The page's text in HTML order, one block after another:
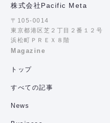
株式会社Pacific Meta
〒105-0014
東京都港区芝２丁目２番１２号
浜松町ＰＲＥＸ８階
Magazine
トップ
すべての記事
News